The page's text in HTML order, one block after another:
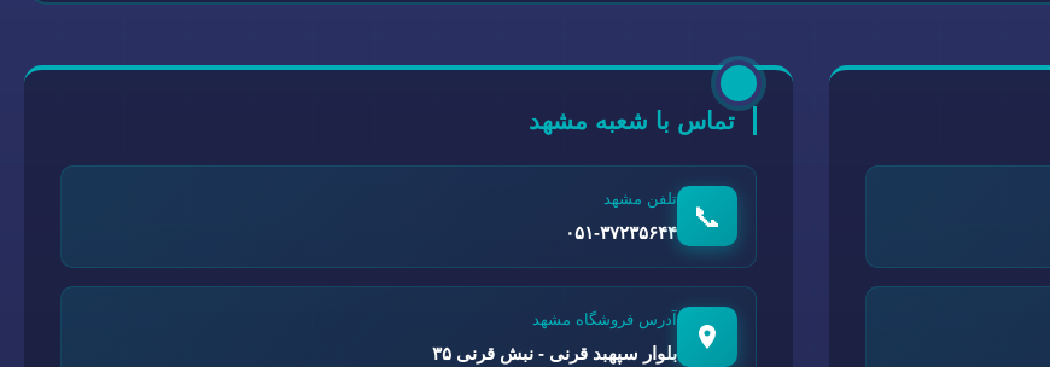
تماس با شعبه مشهد
📞
تلفن مشهد
۰۵۱-۳۷۲۳۵۶۴۴
آدرس فروشگاه مشهد
بلوار سپهبد قرنی - نبش قرنی ۳۵